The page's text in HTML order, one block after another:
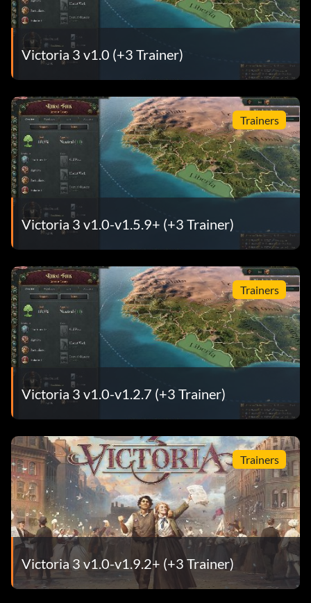
Victoria 3 v1.0 (+3 Trainer)
Trainers
Victoria 3 v1.0-v1.5.9+ (+3 Trainer)
Trainers
Victoria 3 v1.0-v1.2.7 (+3 Trainer)
Trainers
Victoria 3 v1.0-v1.9.2+ (+3 Trainer)